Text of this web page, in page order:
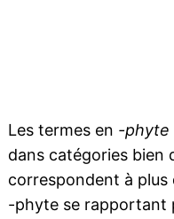
Les termes en -phyte
dans catégories bien
correspondent à plus
-phyte se rapportant